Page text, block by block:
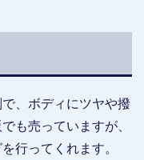
、ボディにツヤや撥
も売っていますが、
行ってくれます。